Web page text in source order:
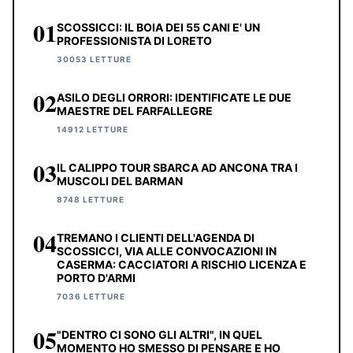
01SCOSSICCI: IL BOIA DEI 55 CANI E' UN
PROFESSIONISTA DI LORETO
30053 LETTURE
02ASILO DEGLI ORRORI: IDENTIFICATE LE DUE
MAESTRE DEL FARFALLEGRE
14912 LETTURE
03IL CALIPPO TOUR SBARCA AD ANCONA TRA I
MUSCOLI DEL BARMAN
8748 LETTURE
04TREMANO I CLIENTI DELL'AGENDA DI
SCOSSICCI, VIA ALLE CONVOCAZIONI IN
CASERMA: CACCIATORI A RISCHIO LICENZA E
PORTO D'ARMI
7036 LETTURE
05"DENTRO CI SONO GLI ALTRI", IN QUEL
MOMENTO HO SMESSO DI PENSARE E HO